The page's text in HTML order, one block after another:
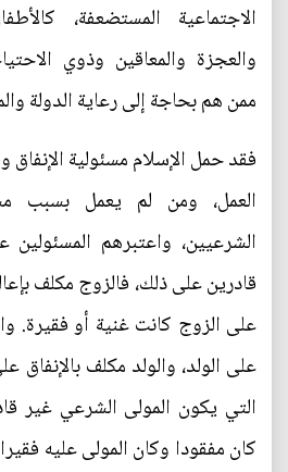
الاجتماعية المستضعفة،
والعجزة والمعاقين وذوي
ممن هم بحاجة إلى رعاية الدولة
فقد حمل الإسلام مسئولية الإنفاق
العمل، ومن لم يعمل بسبب
الشرعيين، واعتبرهم
قادرين على ذلك، فالزوج مكلف
على الزوج كانت غنية أو فقيرة.
على الولد، والولد مكلف بالإنفاق
التي يكون المولى الشرعي غير
كان مفقودا وكان المولى عليه